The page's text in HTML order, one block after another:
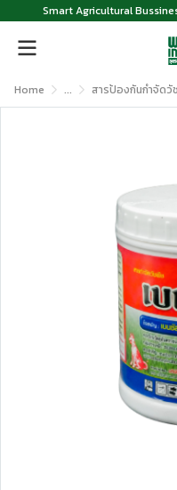
Smart Agricultural
Home ... สารป้องกันกำจัดวั